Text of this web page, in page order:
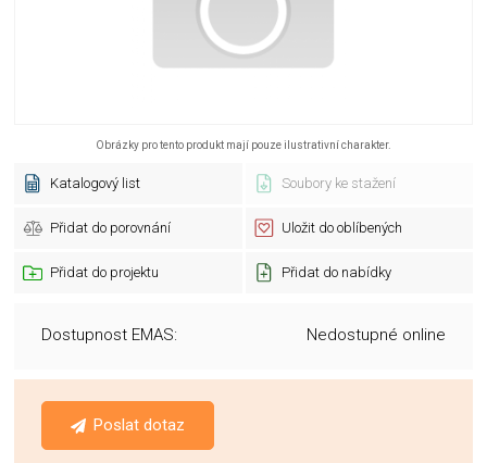
Obrázky pro tento produkt mají pouze ilustrativní charakter.
Katalogový list Soubory ke stažení
Přidat do porovnání Uložit do oblíbených
Přidat do projektu Přidat do nabídky
Dostupnost EMAS: Nedostupné online
Poslat dotaz